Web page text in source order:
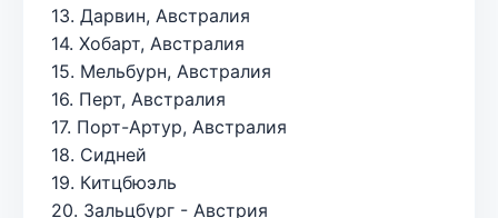
13. Дарвин, Австралия
14. Хобарт, Австралия
15. Мельбурн, Австралия
16. Перт, Австралия
17. Порт-Артур, Австралия
18. Сидней
19. Китцбюэль
20. Зальцбург - Австрия